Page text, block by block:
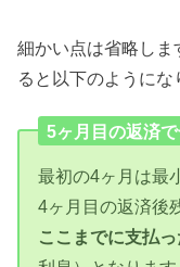
細かい点は省略し
ると以下のようにな
5ヶ月目の返済
最初の4ヶ月は最
4ヶ月目の返済後
ここまでに支払